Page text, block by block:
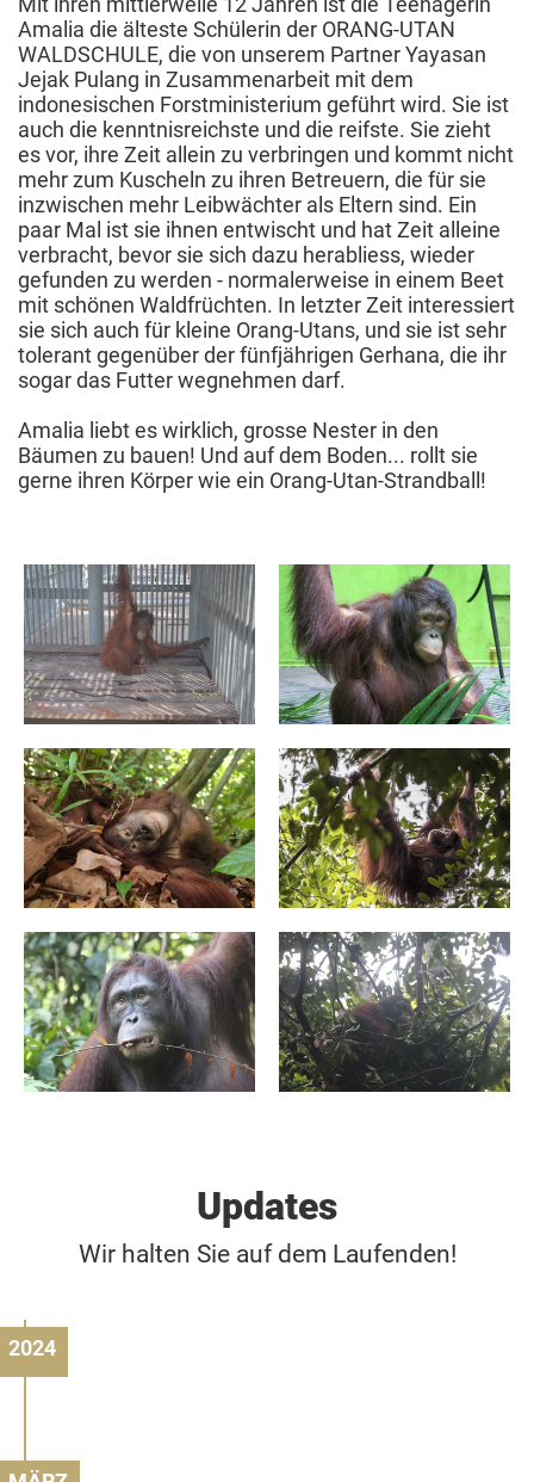
Amalia die älteste Schülerin der ORANG-UTAN
WALDSCHULE, die von unserem Partner Yayasan
Jejak Pulang in Zusammenarbeit mit dem
indonesischen Forstministerium geführt wird. Sie ist
auch die kenntnisreichste und die reifste. Sie zieht
es vor, ihre Zeit allein zu verbringen und kommt nicht
mehr zum Kuscheln zu ihren Betreuern, die für sie
inzwischen mehr Leibwächter als Eltern sind. Ein
paar Mal ist sie ihnen entwischt und hat Zeit alleine
verbracht, bevor sie sich dazu herabliess, wieder
gefunden zu werden - normalerweise in einem Beet
mit schönen Waldfrüchten. In letzter Zeit interessiert
sie sich auch für kleine Orang-Utans, und sie ist sehr
tolerant gegenüber der fünfjährigen Gerhana, die ihr
sogar das Futter wegnehmen darf.
Amalia liebt es wirklich, grosse Nester in den
Bäumen zu bauen! Und auf dem Boden... rollt sie
gerne ihren Körper wie ein Orang-Utan-Strandball!
Updates
Wir halten Sie auf dem Laufenden!
2024